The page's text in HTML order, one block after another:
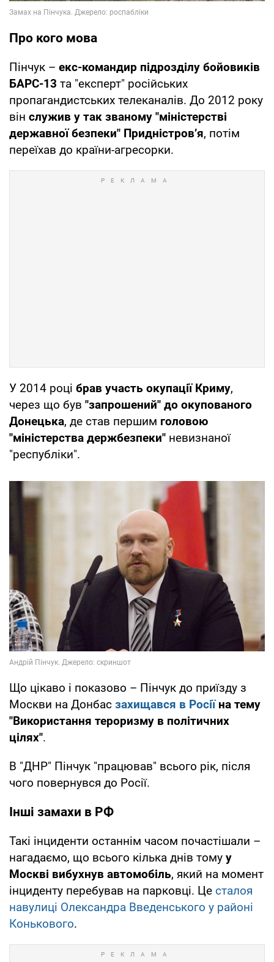
Про кого мова
Пінчук – екс-командир підрозділу бойовиків
БАРС-13 та "експерт" російських
пропагандистських телеканалів. До 2012 року
він служив у так званому "міністерстві
державної безпеки" Придністров’я, потім
переїхав до країни-агресорки.
У 2014 році брав участь окупації Криму,
через що був "запрошений" до окупованого
Донецька, де став першим головою
"міністерства держбезпеки" невизнаної
"республіки".
Що цікаво і показово – Пінчук до приїзду з
Москви на Донбас захищався в Росіїна тему
"Використання тероризму в політичних
цілях".
В "ДНР" Пінчук "працював" всього рік, після
чого повернувся до Росії.
Інші замахи в РФ
Такі інциденти останнім часом почастішали –
нагадаємо, що всього кілька днів тому у
Москві вибухнув автомобіль, який на момент
інциденту перебував на парковці. Це сталоя
навулиці Олександра Введенського у районі
Конькового.